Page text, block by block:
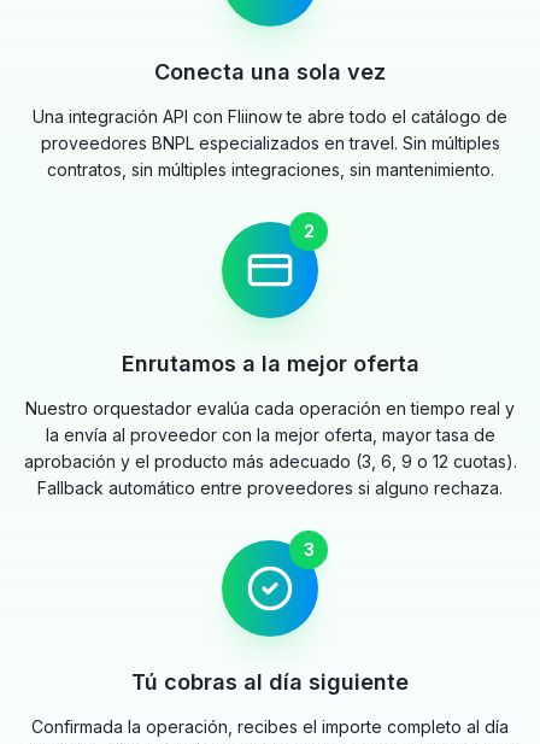
Conecta una sola vez
Una integración API con Fliinow te abre todo el catálogo de
proveedores BNPL especializados en travel. Sin múltiples
contratos, sin múltiples integraciones, sin mantenimiento.
2
Enrutamos a la mejor oferta
Nuestro orquestador evalúa cada operación en tiempo real y
la envía al proveedor con la mejor oferta, mayor tasa de
aprobación y el producto más adecuado (3, 6, 9 o 12 cuotas).
Fallback automático entre proveedores si alguno rechaza.
3
Tú cobras al día siguiente
Confirmada la operación, recibes el importe completo al día